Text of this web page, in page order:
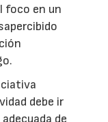
foco en un
debe ir
de